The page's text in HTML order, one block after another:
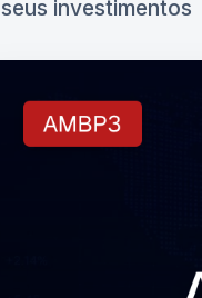
seus investimentos